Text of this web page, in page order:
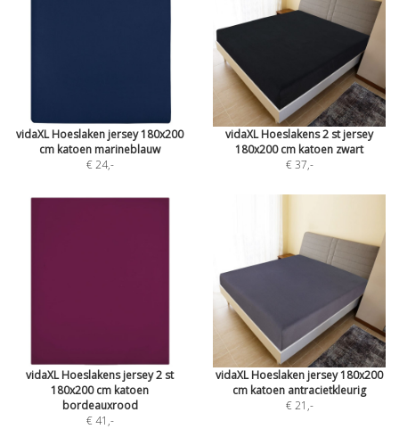
vidaXL Hoeslaken jersey 180x200
cm katoen marineblauw
€ 24,-
vidaXL Hoeslakens 2 st jersey
180x200 cm katoen zwart
€ 37,-
vidaXL Hoeslakens jersey 2 st
180x200 cm katoen
bordeauxrood
€ 41 ,-
vidaXL Hoeslaken jersey 180x200
cm katoen antracietkleurig
€ 21 ,-